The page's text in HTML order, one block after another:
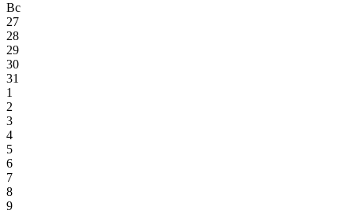
Вс
27
28
29
30
31
1
2
3
4
5
6
7
8
9